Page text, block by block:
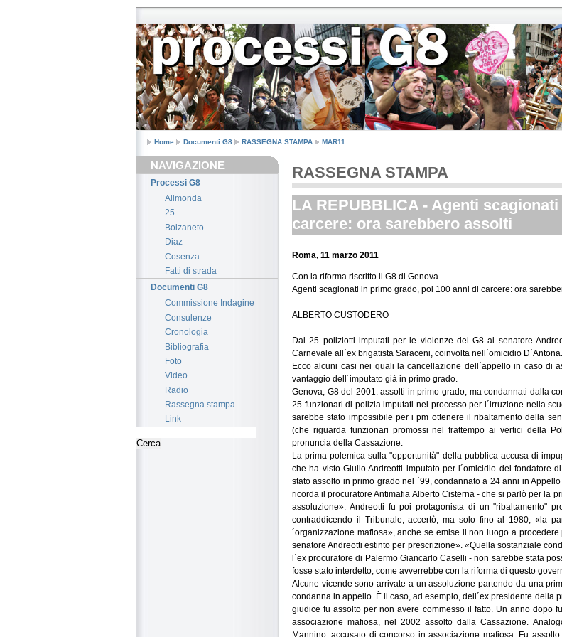
Home Documenti G8 RASSEGNA STAMPA MAR11
NAVIGAZIONE
Processi G8
Alimonda
25
Bolzaneto
Diaz
Cosenza
Fatti di strada
Documenti G8
Commissione Indagine
Consulenze
Cronologia
Bibliografia
Foto
Video
Radio
Rassegna stampa
Link
RASSEGNA STAMPA
LA REPUBBLICA - Agenti
carcere: ora sarebbero assolti
Roma, 11 marzo 2011
Con la riforma riscritto il G8 di Genova
Agenti scagionati in primo grado, poi 100 anni di carcere: ora
ALBERTO CUSTODERO
Dai 25 poliziotti imputati per le violenze del G8 al senatore
Carnevale all´ex brigatista Saraceni, coinvolta nell´omicidio D´Antona.
Ecco alcuni casi nei quali la cancellazione dell´appello in caso di
vantaggio dell´imputato già in primo grado.
Genova, G8 del 2001: assolti in primo grado, ma condannati dalla
25 funzionari di polizia imputati nel processo per l´irruzione nella
sarebbe stato impossibile per i pm ottenere il ribaltamento della
(che riguarda funzionari promossi nel frattempo ai vertici della
pronuncia della Cassazione.
La prima polemica sulla "opportunità" della pubblica accusa di
che ha visto Giulio Andreotti imputato per l´omicidio del fondatore
stato assolto in primo grado nel ´99, condannato a 24 anni in
ricorda il procuratore Antimafia Alberto Cisterna - che si parlò per la
assoluzione». Andreotti fu poi protagonista di un "ribaltamento"
contraddicendo il Tribunale, accertò, ma solo fino al 1980, «la
´organizzazione mafiosa», anche se emise il non luogo a
senatore Andreotti estinto per prescrizione». «Quella sostanziale
l´ex procuratore di Palermo Giancarlo Caselli - non sarebbe stata
fosse stato interdetto, come avverrebbe con la riforma di questo
Alcune vicende sono arrivate a un assoluzione partendo da una
condanna in appello. È il caso, ad esempio, dell´ex presidente
giudice fu assolto per non avere commesso il fatto. Un anno dopo
associazione mafiosa, nel 2002 assolto dalla Cassazione.
Mannino, accusato di concorso in associazione mafiosa. Fu